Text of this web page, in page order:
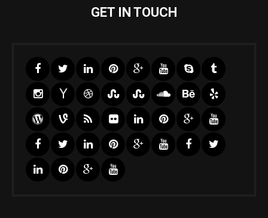
GET IN TOUCH